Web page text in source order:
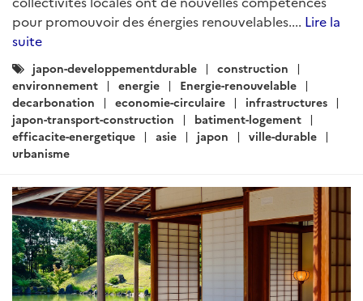
pour promouvoir des énergies renouvelables.... Lire la
suite
Catégories
:
japon-developpementdurable
construction
environnement
energie
Energie-renouvelable
decarbonation
economie-circulaire
infrastructures
japon-transport-construction
batiment-logement
efficacite-energetique
asie japon
ville-durable
urbanisme